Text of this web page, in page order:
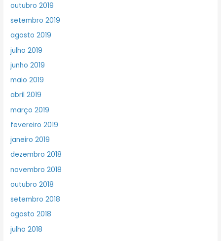
outubro 2019
setembro 2019
agosto 2019
julho 2019
junho 2019
maio 2019
abril 2019
março 2019
fevereiro 2019
janeiro 2019
dezembro 2018
novembro 2018
outubro 2018
setembro 2018
agosto 2018
julho 2018